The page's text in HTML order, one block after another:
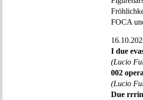
FOCA
I due
(Lucio
002
(Lucio
Due